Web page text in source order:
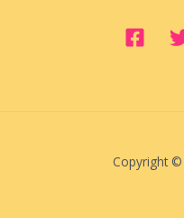
Copyright